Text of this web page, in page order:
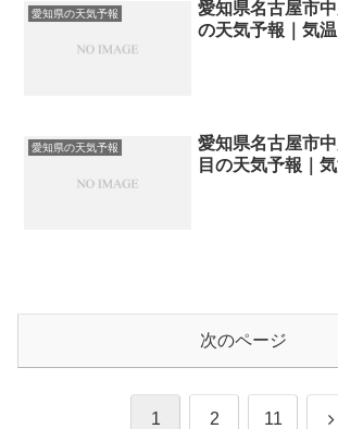
愛知県の天気予報
愛知県名古屋市
の天気予報｜気
愛知県の天気予報
愛知県名古屋市
目の天気予報｜
次のページ
1 2 11 次